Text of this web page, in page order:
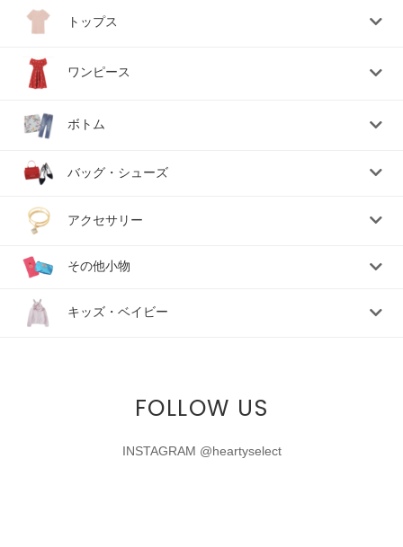
トップス
ワンピース
ボトム
バッグ・シューズ
アクセサリー
その他小物
キッズ・ベイビー
FOLLOW US
INSTAGRAM @heartyselect